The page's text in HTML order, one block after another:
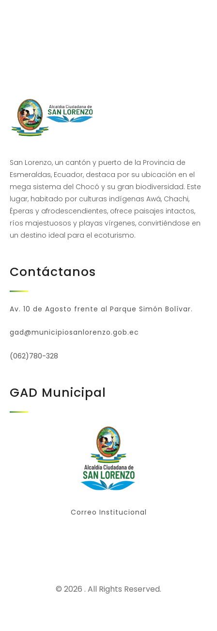
San Lorenzo, un cantón y puerto de la Provincia de
Esmeraldas, Ecuador, destaca por su ubicación en el
mega sistema del Chocó y su gran biodiversidad. Este
lugar, habitado por culturas indígenas Awá, Chachi,
Éperas y afrodescendientes, ofrece paisajes intactos,
ríos majestuosos y playas vírgenes, convirtiéndose en
un destino ideal para el ecoturismo.
Contáctanos
Av. 10 de Agosto frente al Parque Simón Bolívar.
gad@municipiosanlorenzo.gob.ec
(062)780-328
GAD Municipal
Correo Institucional
© 2026 . All Rights Reserved.